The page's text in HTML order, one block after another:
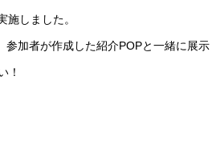
しました。
加者が作成した紹介POPと一緒に展
！